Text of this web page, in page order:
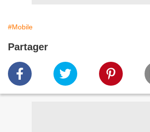
#Mobile
Partager